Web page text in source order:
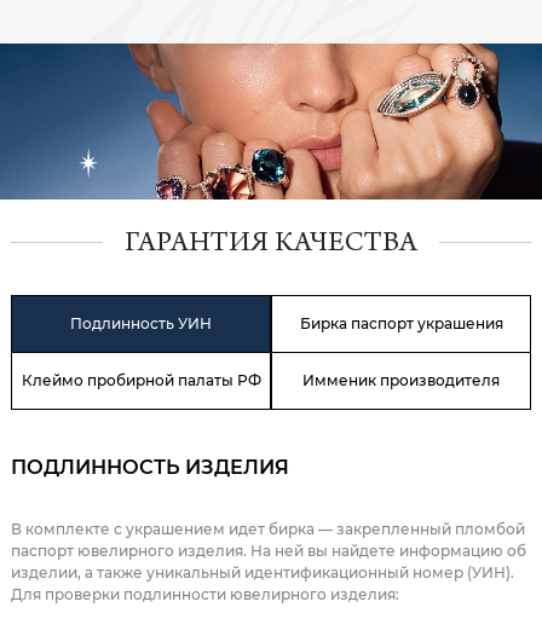
ГАРАНТИЯ КАЧЕСТВА
Подлинность УИН Бирка паспорт украшения
Клеймо пробирной палаты РФ Имменик производителя
ПОДЛИННОСТЬ ИЗДЕЛИЯ
В комплекте с украшением идет бирка — закрепленный пломбой
паспорт ювелирного изделия. На ней вы найдете информацию об
изделии, а также уникальный идентификационный номер (УИН).
Для проверки подлинности ювелирного изделия: